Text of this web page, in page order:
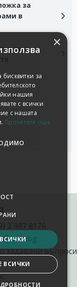
за
в
и
задавани въпроси
×
бисквитки за
нашия
с всички
с нашата
Прочетете още
ВСИЧКИ